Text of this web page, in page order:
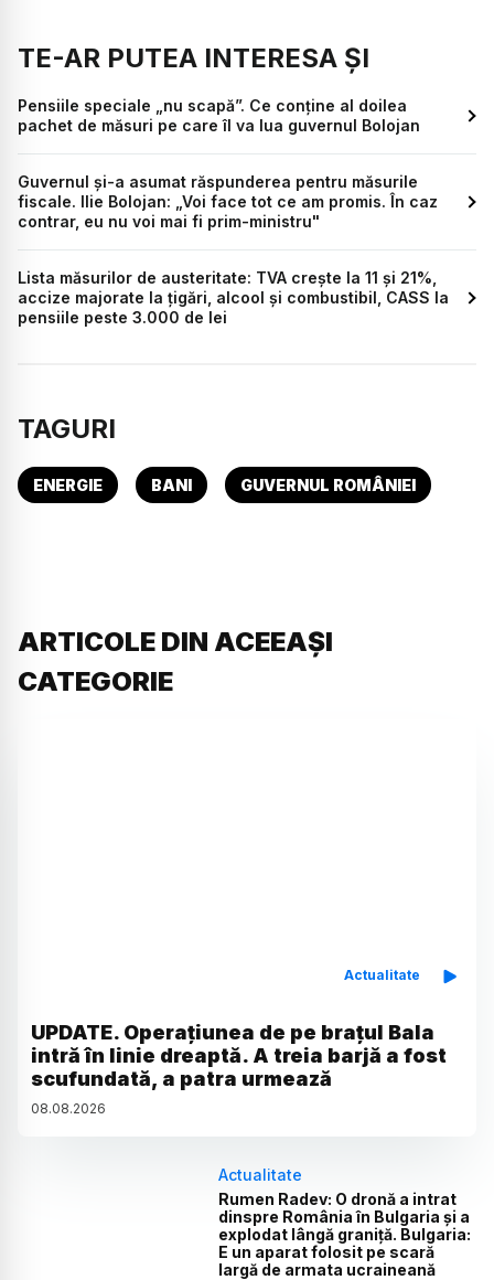
TE-AR PUTEA INTERESA ȘI
Pensiile speciale „nu scapă”. Ce conține al doilea
pachet de măsuri pe care îl va lua guvernul Bolojan
Guvernul și-a asumat răspunderea pentru măsurile
fiscale. Ilie Bolojan: „Voi face tot ce am promis. În caz
contrar, eu nu voi mai fi prim-ministru"
Lista măsurilor de austeritate: TVA crește la 11 și 21%,
accize majorate la țigări, alcool și combustibil, CASS la
pensiile peste 3.000 de lei
TAGURI
ENERGIE BANI GUVERNUL ROMÂNIEI
ARTICOLE DIN ACEEAȘI
CATEGORIE
Actualitate
UPDATE. Operațiunea de pe brațul Bala
intră în linie dreaptă. A treia barjă a fost
scufundată, a patra urmează
08.08.2026
Actualitate
Rumen Radev: O dronă a intrat
dinspre România în Bulgaria și a
explodat lângă graniță. Bulgaria:
E un aparat folosit pe scară
largă de armata ucraineană